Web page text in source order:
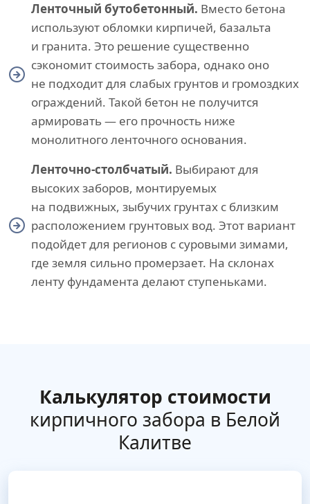
Ленточный бутобетонный. Вместо бетона
используют обломки кирпичей, базальта
и гранита. Это решение существенно
сэкономит стоимость забора, однако оно
не подходит для слабых грунтов и громоздких
ограждений. Такой бетон не получится
армировать — его прочность ниже
монолитного ленточного основания.
Ленточно-столбчатый. Выбирают для
высоких заборов, монтируемых
на подвижных, зыбучих грунтах с близким
расположением грунтовых вод. Этот вариант
подойдет для регионов с суровыми зимами,
где земля сильно промерзает. На склонах
ленту фундамента делают ступеньками.
Калькулятор стоимости
кирпичного забора в Белой
Калитве